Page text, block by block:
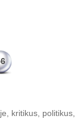
kritikus, politikus,